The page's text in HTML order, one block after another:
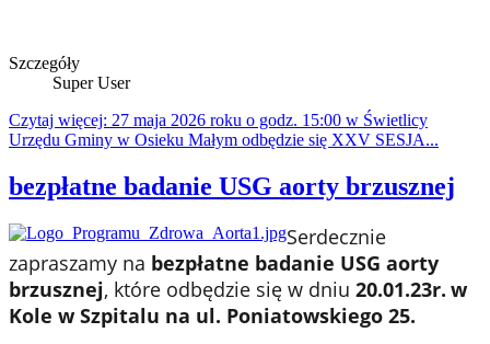
Szczegóły
Super User
Czytaj więcej: 27 maja 2026 roku o godz. 15:00 w Świetlicy
Urzędu Gminy w Osieku Małym odbędzie się XXV SESJA...
bezpłatne badanie USG aorty brzusznej
Serdecznie
zapraszamy na bezpłatne badanie USG aorty
brzusznej, które odbędzie się w dniu 20.01.23r. w
Kole w Szpitalu na ul. Poniatowskiego 25.